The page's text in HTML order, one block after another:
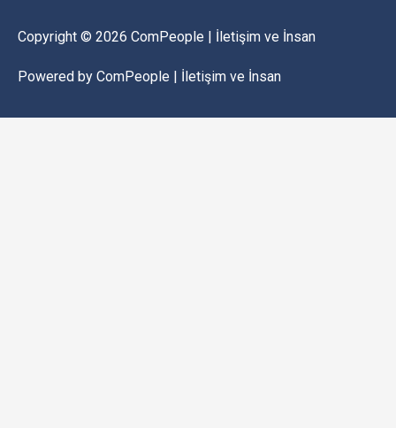
Copyright © 2026 ComPeople | İletişim ve İnsan
Powered by ComPeople | İletişim ve İnsan